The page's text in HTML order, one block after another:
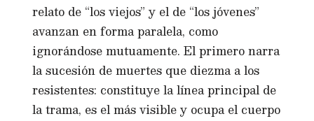
relato de “los viejos” y el de “los jóvenes”
avanzan en forma paralela, como
ignorándose mutuamente. El primero narra
la sucesión de muertes que diezma a los
resistentes: constituye la línea principal de
la trama, es el más visible y ocupa el cuerpo